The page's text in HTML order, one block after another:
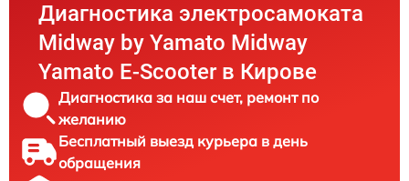
Диагностика электросамоката
Midway by Yamato Midway
Yamato E-Scooter в Кирове
Диагностика за наш счет, ремонт по
желанию
Бесплатный выезд курьера в день
обращения